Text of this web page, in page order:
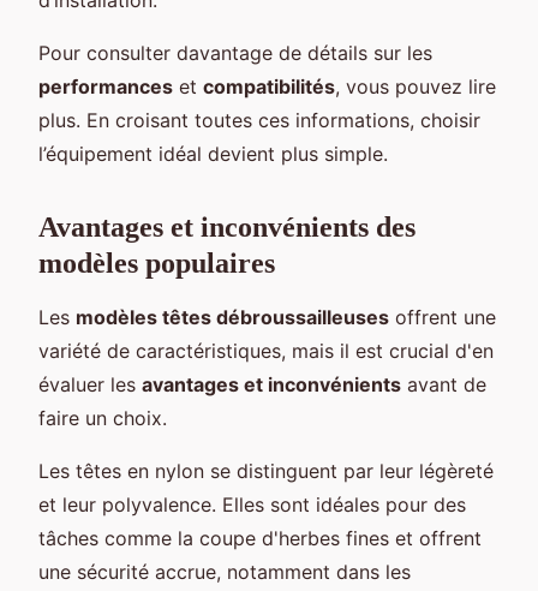
Pour consulter davantage de détails sur les
performances et compatibilités, vous pouvez lire
plus. En croisant toutes ces informations, choisir
l’équipement idéal devient plus simple.
Avantages et inconvénients des
modèles populaires
Les modèles têtes débroussailleuses offrent une
variété de caractéristiques, mais il est crucial d'en
évaluer les avantages et inconvénients avant de
faire un choix.
Les têtes en nylon se distinguent par leur légèreté
et leur polyvalence. Elles sont idéales pour des
tâches comme la coupe d'herbes fines et offrent
une sécurité accrue, notamment dans les